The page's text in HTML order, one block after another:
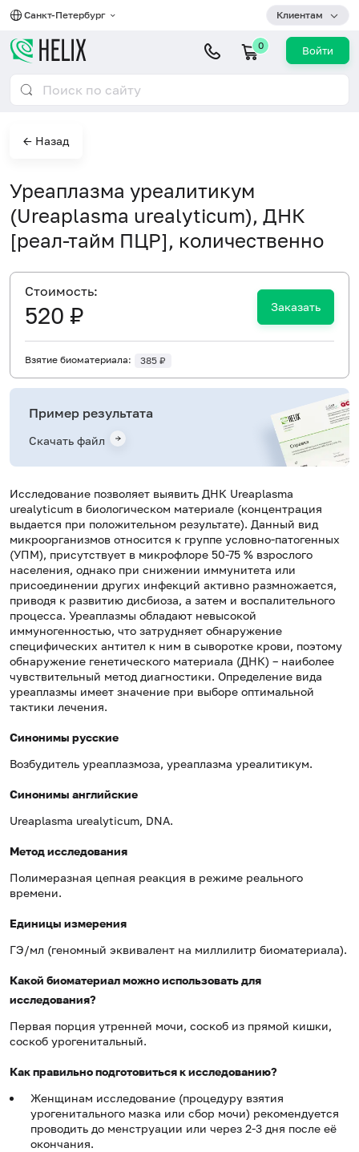
Санкт-Петербург Клиентам
0 Войти
← Назад
Уреаплазма уреалитикум
(Ureaplasma urealyticum), ДНК
[реал-тайм ПЦР], количественно
Исследование позволяет выявить ДНК Ureaplasma
urealyticum в биологическом материале (концентрация
выдается при положительном результате). Данный вид
микроорганизмов относится к группе условно-патогенных
(УПМ), присутствует в микрофлоре 50-75 % взрослого
населения, однако при снижении иммунитета или
присоединении других инфекций активно размножается,
приводя к развитию дисбиоза, а затем и воспалительного
процесса. Уреаплазмы обладают невысокой
иммуногенностью, что затрудняет обнаружение
специфических антител к ним в сыворотке крови, поэтому
обнаружение генетического материала (ДНК) – наиболее
чувствительный метод диагностики. Определение вида
уреаплазмы имеет значение при выборе оптимальной
тактики лечения.
Синонимы русские
Возбудитель уреаплазмоза, уреаплазма уреалитикум.
Синонимы английские
Ureaplasma urealyticum, DNA.
Метод исследования
Полимеразная цепная реакция в режиме реального
времени.
Единицы измерения
ГЭ/мл (геномный эквивалент на миллилитр биоматериала).
Какой биоматериал можно использовать для
исследования?
Первая порция утренней мочи, соскоб из прямой кишки,
соскоб урогенитальный.
Как правильно подготовиться к исследованию?
Женщинам исследование (процедуру взятия
урогенитального мазка или сбор мочи) рекомендуется
проводить до менструации или через 2-3 дня после её
окончания.
Cтоимость:
520 ₽ Заказать
Взятие биоматериала: 385 ₽
Пример результата
Скачать файл